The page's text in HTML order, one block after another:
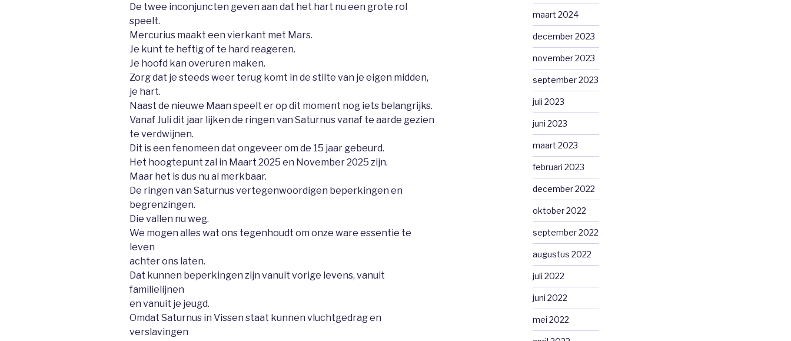
De twee inconjuncten geven aan dat het hart nu een grote rol
speelt.
Mercurius maakt een vierkant met Mars.
Je kunt te heftig of te hard reageren.
Je hoofd kan overuren maken.
Zorg dat je steeds weer terug komt in de stilte van je eigen midden,
je hart.
Naast de nieuwe Maan speelt er op dit moment nog iets belangrijks.
Vanaf Juli dit jaar lijken de ringen van Saturnus vanaf te aarde gezien
te verdwijnen.
Dit is een fenomeen dat ongeveer om de 15 jaar gebeurd.
Het hoogtepunt zal in Maart 2025 en November 2025 zijn.
Maar het is dus nu al merkbaar.
De ringen van Saturnus vertegenwoordigen beperkingen en
begrenzingen.
Die vallen nu weg.
We mogen alles wat ons tegenhoudt om onze ware essentie te
leven
achter ons laten.
Dat kunnen beperkingen zijn vanuit vorige levens, vanuit
familielijnen
en vanuit je jeugd.
Omdat Saturnus in Vissen staat kunnen vluchtgedrag en
verslavingen
maart 2024
december 2023
november 2023
september 2023
juli 2023
juni 2023
maart 2023
februari 2023
december 2022
oktober 2022
september 2022
augustus 2022
juli 2022
juni 2022
mei 2022